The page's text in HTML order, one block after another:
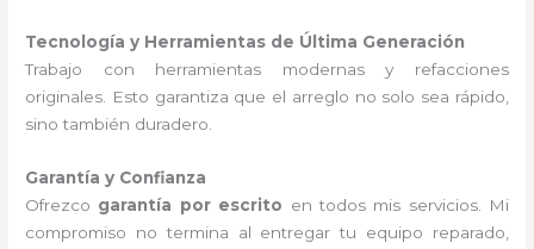
Tecnología y Herramientas de Última Generación
Trabajo con herramientas modernas y refacciones
originales. Esto garantiza que el arreglo no solo sea rápido,
sino también duradero.
Garantía y Confianza
Ofrezco garantía por escrito en todos mis servicios. Mi
compromiso no termina al entregar tu equipo reparado,